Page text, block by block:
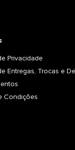
Privacidade
Entregas, Trocas e
Condições